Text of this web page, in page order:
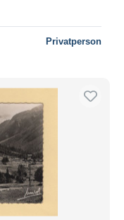
Privatperson